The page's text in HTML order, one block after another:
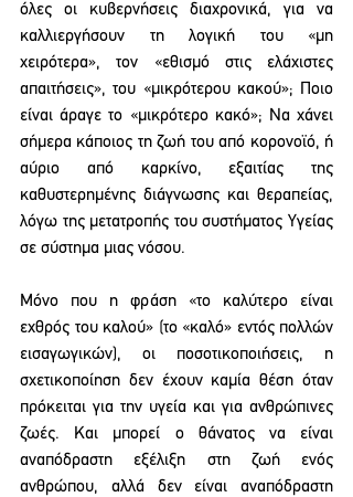
όλες οι κυβερνήσεις διαχρονικά, για να
καλλιεργήσουν τη λογική του «μη
χειρότερα», τον «εθισμό στις ελάχιστες
απαιτήσεις», του «μικρότερου κακού»; Ποιο
είναι άραγε το «μικρότερο κακό»; Να χάνει
σήμερα κάποιος τη ζωή του από κορονοϊό, ή
αύριο από καρκίνο, εξαιτίας της
καθυστερημένης διάγνωσης και θεραπείας,
λόγω της μετατροπής του συστήματος Υγείας
σε σύστημα μιας νόσου.
Μόνο που η φράση «το καλύτερο είναι
εχθρός του καλού» (το «καλό» εντός πολλών
εισαγωγικών), οι ποσοτικοποιήσεις, η
σχετικοποίηση δεν έχουν καμία θέση όταν
πρόκειται για την υγεία και για ανθρώπινες
ζωές. Και μπορεί ο θάνατος να είναι
αναπόδραστη εξέλιξη στη ζωή ενός
ανθρώπου, αλλά δεν είναι αναπόδραστη